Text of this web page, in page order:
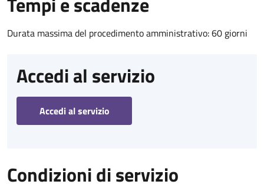
Durata massima del procedimento amministrativo: 60 giorni
Accedi al servizio
Accedi al servizio
Condizioni di servizio